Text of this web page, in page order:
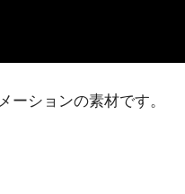
ーションの素材です。